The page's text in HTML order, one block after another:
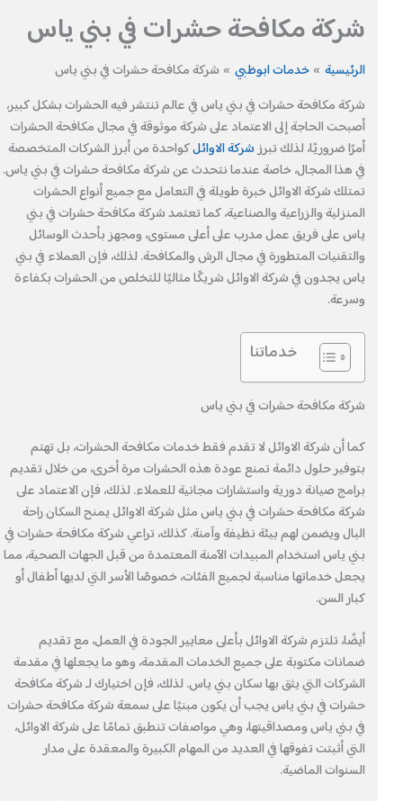
شركة مكافحة حشرات في بني ياس
الرئيسية خدمات ابوظبي
شركة مكافحة حشرات في بني ياس
شركة مكافحة حشرات في بني ياس في عالم تنتشر فيه الحشرات بشكل كبير،
أصبحت الحاجة إلى الاعتماد على شركة موثوقة في مجال مكافحة الحشرات
أمرًا ضروريًا، لذلك تبرزشركة الاوائلكواحدة من أبرز الشركات المتخصصة
في هذا المجال، خاصة عندما نتحدث عن شركة مكافحة حشرات في بني ياس.
تمتلك شركة الاوائل خبرة طويلة في التعامل مع جميع أنواع الحشرات
المنزلية والزراعية والصناعية، كما تعتمد شركة مكافحة حشرات في بني
ياس على فريق عمل مدرب على أعلى مستوى، ومجهز بأحدث الوسائل
والتقنيات المتطورة في مجال الرش والمكافحة. لذلك، فإن العملاء في بني
ياس يجدون في شركة الاوائل شريكًا مثاليًا للتخلص من الحشرات بكفاءة
وسرعة.
خدماتنا
شركة مكافحة حشرات في بني ياس
كما أن شركة الاوائل لا تقدم فقط خدمات مكافحة الحشرات، بل تهتم
بتوفير حلول دائمة تمنع عودة هذه الحشرات مرة أخرى، من خلال تقديم
برامج صيانة دورية واستشارات مجانية للعملاء. لذلك، فإن الاعتماد على
شركة مكافحة حشرات في بني ياس مثل شركة الاوائل يمنح السكان راحة
البال ويضمن لهم بيئة نظيفة وآمنة. كذلك، تراعي شركة مكافحة حشرات في
بني ياس استخدام المبيدات الآمنة المعتمدة من قبل الجهات الصحية، مما
يجعل خدماتها مناسبة لجميع الفئات، خصوصًا الأسر التي لديها أطفال أو
كبار السن.
أيضًا، تلتزم شركة الاوائل بأعلى معايير الجودة في العمل، مع تقديم
ضمانات مكتوبة على جميع الخدمات المقدمة، وهو ما يجعلها في مقدمة
الشركات التي يثق بها سكان بني ياس. لذلك، فإن اختيارك لـ شركة مكافحة
حشرات في بني ياس يجب أن يكون مبنيًا على سمعة شركة مكافحة حشرات
في بني ياس ومصداقيتها، وهي مواصفات تنطبق تمامًا على شركة الاوائل،
التي أثبتت تفوقها في العديد من المهام الكبيرة والمعقدة على مدار
السنوات الماضية.